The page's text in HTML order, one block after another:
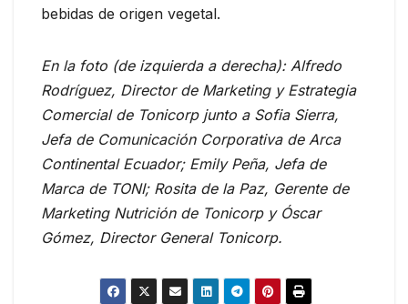
bebidas de origen vegetal.
En la foto (de izquierda a derecha): Alfredo
Rodríguez, Director de Marketing y Estrategia
Comercial de Tonicorp junto a Sofia Sierra,
Jefa de Comunicación Corporativa de Arca
Continental Ecuador; Emily Peña, Jefa de
Marca de TONI; Rosita de la Paz, Gerente de
Marketing Nutrición de Tonicorp y Óscar
Gómez, Director General Tonicorp.